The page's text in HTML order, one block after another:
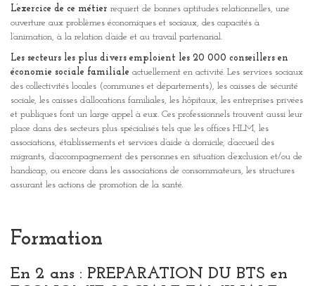
L’exercice de ce métier requiert de bonnes aptitudes relationnelles, une
ouverture aux problèmes économiques et sociaux, des capacités à
l’animation, à la relation d’aide et au travail partenarial.
Les secteurs les plus divers emploient les 20 000 conseillers en
économie sociale familiale actuellement en activité. Les services sociaux
des collectivités locales (communes et départements), les caisses de sécurité
sociale, les caisses d’allocations familiales, les hôpitaux, les entreprises privées
et publiques font un large appel à eux. Ces professionnels trouvent aussi leur
place dans des secteurs plus spécialisés tels que les offices HLM, les
associations, établissements et services d’aide à domicile, d’accueil des
migrants, d’accompagnement des personnes en situation d’exclusion et/ou de
handicap, ou encore dans les associations de consommateurs, les structures
assurant les actions de promotion de la santé.
Formation
En 2 ans : PREPARATION DU BTS en